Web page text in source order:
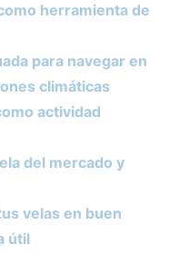
herramienta de
para navegar en
climáticas
actividad
del mercado y
velas en buen
útil